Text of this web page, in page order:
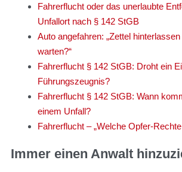
Fahrerflucht oder das unerlaubte
Unfallort nach § 142 StGB
Auto angefahren: „Zettel
warten?“
Fahrerflucht § 142 StGB: Droht ein
Führungszeugnis?
Fahrerflucht § 142 StGB: Wann
einem Unfall?
Fahrerflucht – „Welche Opfer-
Immer einen Anwalt